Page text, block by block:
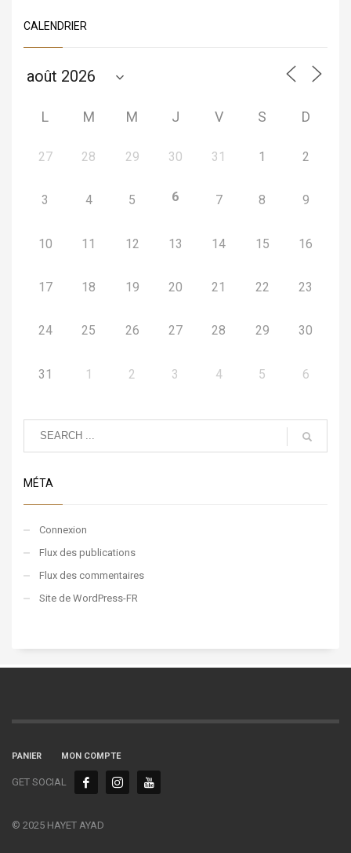
CALENDRIER
L M M J V S D
27 28 29 30 31 1 2
3 4 5 6 7 8 9
10 11 12 13 14 15 16
17 18 19 20 21 22 23
24 25 26 27 28 29 30
31 1 2 3 4 5 6
MÉTA
Connexion
Flux des publications
Flux des commentaires
Site de WordPress-FR
PANIER MON COMPTE
GET SOCIAL
© 2025 HAYET AYAD